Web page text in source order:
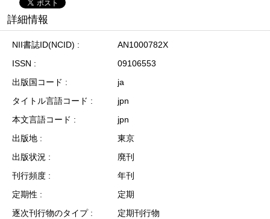
詳細情報
NII書誌ID(NCID)
AN1000782X
ISSN
09106553
出版国コード
ja
タイトル言語コード
jpn
本文言語コード
jpn
出版地
東京
出版状況
廃刊
刊行頻度
年刊
定期性
定期
逐次刊行物のタイプ
定期刊行物